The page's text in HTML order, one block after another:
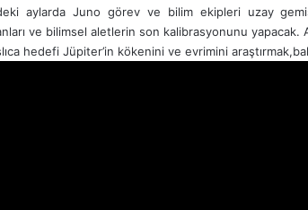
aylarda Juno görev ve bilim ekipleri uzay
ve bilimsel aletlerin son kalibrasyonunu yapacak.
hedefi Jüpiter’in kökenini ve evrimini